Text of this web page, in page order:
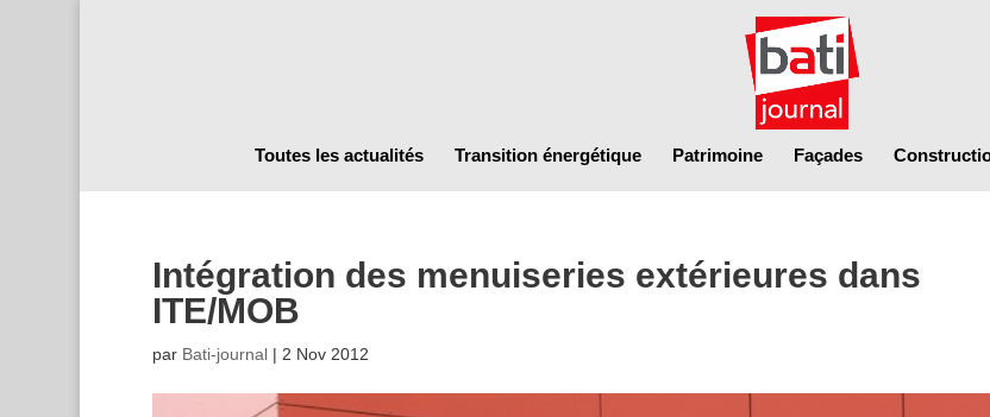
Toutes les actualités Transition énergétique Patrimoine Façades
Intégration des menuiseries extérieures dans
ITE/MOB
par Bati-journal| 2 Nov 2012